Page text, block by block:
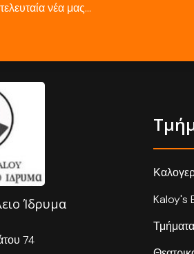
νέα μας…
Ίδρυμα
74
Kaloy's